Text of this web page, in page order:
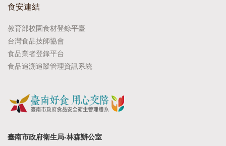
食安連結
教育部校園食材登錄平臺
台灣食品技師協會
食品業者登錄平台
食品追溯追蹤管理資訊系統
臺南市政府衛生局-林森辦公室